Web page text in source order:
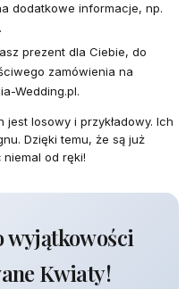
dodatkowe informacje, np.
prezent dla Ciebie, do
zamówienia na
Wedding.pl.
losowy i przykładowy. Ich
Dzięki temu, że są już
niemal od ręki!
wyjątkowości
Kwiaty!